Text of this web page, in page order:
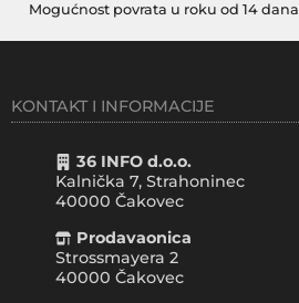
Mogućnost povrata u roku od 14 dana
KONTAKT I INFORMACIJE
36 INFO d.o.o.
Kalnička 7, Strahoninec
40000 Čakovec
Prodavaonica
Strossmayera 2
40000 Čakovec